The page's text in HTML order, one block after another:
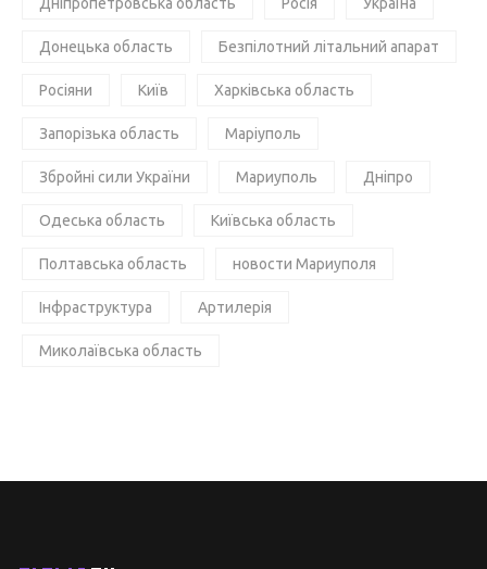
Донецька область Безпілотний літальний апарат
Росіяни Київ Харківська область
Запорізька область Маріуполь
Збройні сили України Мариуполь Дніпро
Одеська область Київська область
Полтавська область новости Мариуполя
Інфраструктура Артилерія
Миколаївська область